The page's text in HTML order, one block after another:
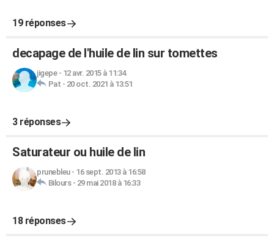
19 réponses
decapage de l'huile de lin sur tomettes
jigepe- 12 avr. 2015 à 11:34
Pat - 20 oct. 2021 à 13:51
3 réponses
Saturateur ou huile de lin
prunebleu- 16 sept. 2013 à 16:58
Bilours- 29 mai 2018 à 16:33
18 réponses